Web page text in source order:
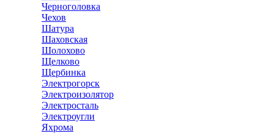
Черноголовка
Чехов
Шатура
Шаховская
Шолохово
Щелково
Щербинка
Электрогорск
Электроизолятор
Электросталь
Электроугли
Яхрома